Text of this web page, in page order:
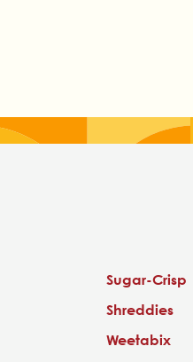
Sugar-Crisp
Shreddies
Weetabix